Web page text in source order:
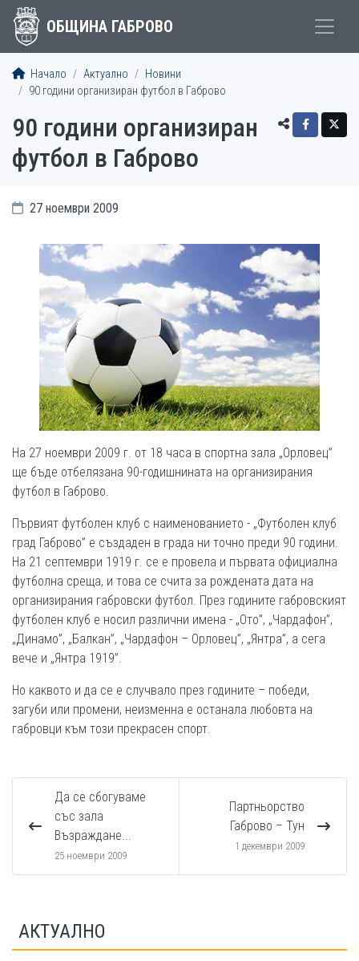
ОБЩИНА ГАБРОВО
Начало Актуално
Новини
90 години организиран футбол в Габрово
90 години организиран
футбол в Габрово
27 ноември 2009
На 27 ноември 2009 г. от 18 часа в спортна зала „Орловец”
ще бъде отбелязана 90-годишнината на организирания
футбол в Габрово.
Първият футболен клуб с наименованието - „Футболен клуб
град Габрово” е създаден в града ни точно преди 90 години.
На 21 септември 1919 г. се е провела и първата официална
футболна среща, и това се счита за рождената дата на
организирания габровски футбол. През годините габровският
футболен клуб е носил различни имена - „Ото”, „Чардафон”,
„Динамо”, „Балкан”, „Чардафон – Орловец”, „Янтра”, а сега
вече и „Янтра 1919”.
Но каквото и да се е случвало през годините – победи,
загуби или промени, неизменна е останала любовта на
габровци към този прекрасен спорт.
Да се сбогуваме
със зала
Възраждане...
25 ноември 2009
Партньорство
Габрово – Тун
1 декември 2009
АКТУАЛНО